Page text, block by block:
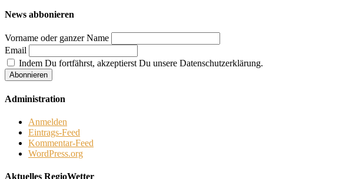
News abbonieren
Vorname oder ganzer Name
Email
Indem Du fortfährst, akzeptierst Du unsere Datenschutzerklärung.
Administration
Anmelden
Eintrags-Feed
Kommentar-Feed
WordPress.org
Aktuelles RegioWetter